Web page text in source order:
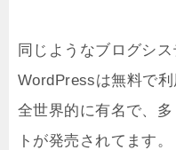
同じようなブログシ
WordPressは無料で
全世界的に有名で、
トが発売されてます。